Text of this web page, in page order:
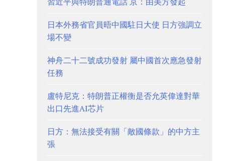
日本外務省官員晤中國駐日大使 日方強調立
場不變
神舟二十二號成功發射 屬中國首次應急發射
任務
盧特尼克：特朗普正權衡是否允英偉達對華
出口先進AI芯片
日方：無法接受有關「敵國條款」的中方主
張